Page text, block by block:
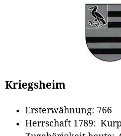
Kriegsheim
Ersterwähnung: 766
Herrschaft 1789: